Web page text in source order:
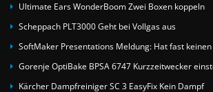
Ultimate Ears WonderBoom Zwei Boxen koppeln
Scheppach PLT3000 Geht bei Vollgas aus
SoftMaker Presentations Meldung: Hat fast
Gorenje OptiBake BPSA 6747 Kurzzeitwecker
Kärcher Dampfreiniger SC 3 EasyFix Kein Dampf